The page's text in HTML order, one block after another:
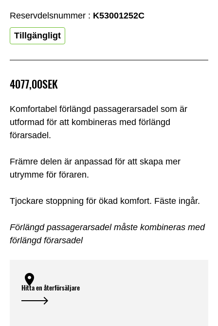
Komfortabel förlängd passagerarsadel som är
utformad för att kombineras med förlängd
förarsadel.
Främre delen är anpassad för att skapa mer
utrymme för föraren.
Tjockare stoppning för ökad komfort. Fäste ingår.
Förlängd passagerarsadel måste kombineras med
förlängd förarsadel
4077,00SEK
Reservdelsnummer : K53001252C
Tillgängligt
Hitta en återförsäljare